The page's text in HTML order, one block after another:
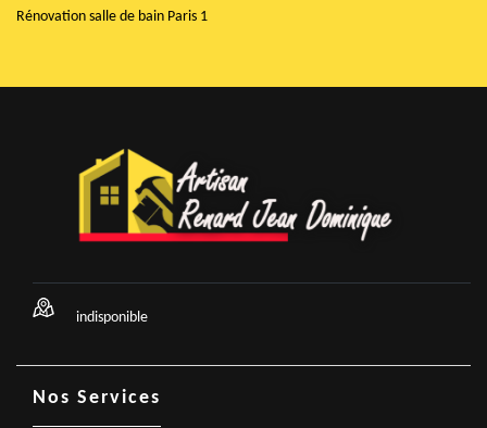
Rénovation salle de bain Paris 1
indisponible
Nos Services